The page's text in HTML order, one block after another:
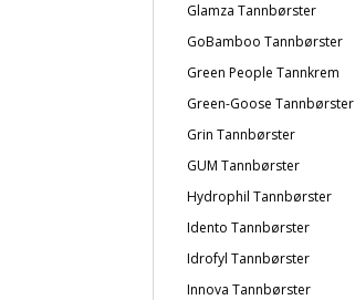
Glamza Tannbørster
GoBamboo Tannbørster
Green People Tannkrem
Green-Goose Tannbørster
Grin Tannbørster
GUM Tannbørster
Hydrophil Tannbørster
Idento Tannbørster
Idrofyl Tannbørster
Innova Tannbørster